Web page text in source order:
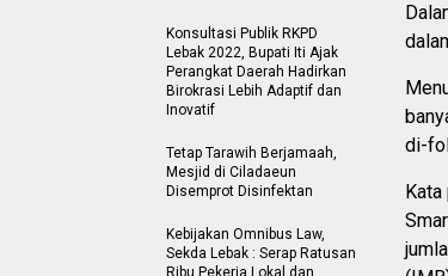
di-
Konsultasi Publik RKPD
Lebak 2022, Bupati Iti Ajak
Perangkat Daerah Hadirkan
Birokrasi Lebih Adaptif dan
Inovatif
Tetap Tarawih Berjamaah,
Mesjid di Ciladaeun
Disemprot Disinfektan
Kebijakan Omnibus Law,
Sekda Lebak : Serap Ratusan
Ribu Pekerja Lokal dan